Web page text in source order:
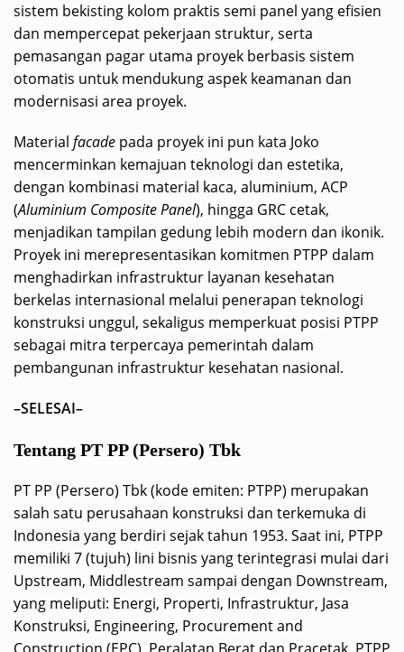
sistem bekisting kolom praktis semi panel yang efisien
dan mempercepat pekerjaan struktur, serta
pemasangan pagar utama proyek berbasis sistem
otomatis untuk mendukung aspek keamanan dan
modernisasi area proyek.
Material facade pada proyek ini pun kata Joko
mencerminkan kemajuan teknologi dan estetika,
dengan kombinasi material kaca, aluminium, ACP
(Aluminium Composite Panel), hingga GRC cetak,
menjadikan tampilan gedung lebih modern dan ikonik.
Proyek ini merepresentasikan komitmen PTPP dalam
menghadirkan infrastruktur layanan kesehatan
berkelas internasional melalui penerapan teknologi
konstruksi unggul, sekaligus memperkuat posisi PTPP
sebagai mitra terpercaya pemerintah dalam
pembangunan infrastruktur kesehatan nasional.
–SELESAI–
Tentang PT PP (Persero) Tbk
PT PP (Persero) Tbk (kode emiten: PTPP) merupakan
salah satu perusahaan konstruksi dan terkemuka di
Indonesia yang berdiri sejak tahun 1953. Saat ini, PTPP
memiliki 7 (tujuh) lini bisnis yang terintegrasi mulai dari
Upstream, Middlestream sampai dengan Downstream,
yang meliputi: Energi, Properti, Infrastruktur, Jasa
Konstruksi, Engineering, Procurement and